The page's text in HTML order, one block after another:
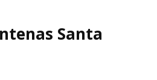
Santa